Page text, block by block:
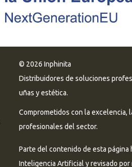
© 2026 Inphinita
Distribuidores de soluciones
uñas y estética.
Comprometidos con la excelencia,
profesionales del sector.
Parte del contenido de esta página
Inteligencia Artificial y revisado por